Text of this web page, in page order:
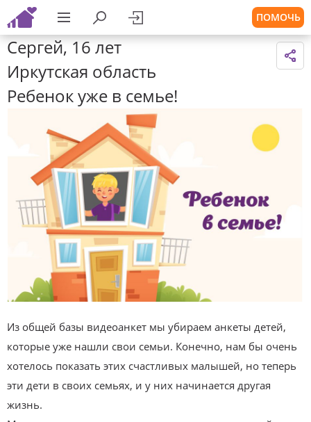
ПОМОЧЬ
Сергей, 16 лет
Иркутская область
Ребенок уже в семье!
Из общей базы видеоанкет мы убираем анкеты детей,
которые уже нашли свои семьи. Конечно, нам бы очень
хотелось показать этих счастливых малышей, но теперь
эти дети в своих семьях, и у них начинается другая
жизнь.